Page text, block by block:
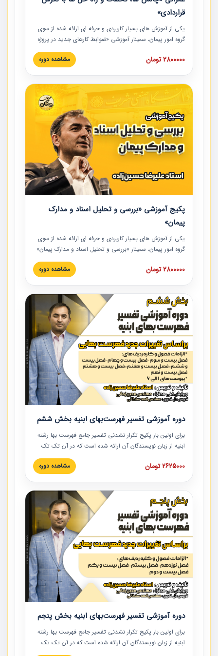
قراردادی»
یکی از آموزش‏‏‏‏‏‏ های بسیار کاربردی و حرفه‏ ای ارائه شده از سوی
گروه امور پیمان، سمینار آموزشی «ضوابط کارهای جدید در پروژه
های عمرانی» چالش ها، تخلفات و راه حل ها با نگرش قراردادی
است که در محل سندیکای شرکت های ساختمانی کشور ارائه شد.
مدارک پیمان به همراه تجربیات عملی ارائه شده است.
2800000 تومان مشاهده دوره
پکیج آموزشی «بررسی و تحلیل اسناد و مدارک
پیمان»
یکی از آموزش‏‏‏‏‏‏ های بسیار کاربردی و حرفه‏ ای ارائه شده از سوی
گروه امور پیمان، سمینار «بررسی و تحلیل اسناد و مدارک پیمان»
است که در دانشگاه صنعتی شریف ارائه شد. در این آموزش
نکات کلیدی مربوط به اسناد و مدارک پیمان، اولویت بندی اسناد
پیمان به همراه تجربیات عملی در این خصوص ارائه شده است.
2800000 تومان مشاهده دوره
دوره آموزشی تفسیر فهرست‌بهای ابنیه بخش ششم
برای اولین بار پکیج تکرار نشدنی تفسیر جامع فهرست بها رشته
ابنیه از زبان نویسندگان آن ارائه شده است که در آن تک تک
ردیف ها و مطالب فهرست بها تفسیر و ارائه شده است. این
دوره به صورت کامل تصویری بوده و به همراه تصاویر عملیات
دوره با کلام مهندس علیرضاحسین‌زاده مدیر پروژه مهندسی
مشاور در امر بازنگری فهرست بها رشته ابنیه ارائه شده و به تمام
همکارانی که در حوزه صنعت ساخت در حال فعالیت هستند حتما
توصیه می کنیم از مطالب این دوره استفاده نمایند.
2625000 تومان مشاهده دوره
دوره آموزشی تفسیر فهرست‌بهای ابنیه بخش پنجم
برای اولین بار پکیج تکرار نشدنی تفسیر جامع فهرست بها رشته
ابنیه از زبان نویسندگان آن ارائه شده است که در آن تک تک
ردیف ها و مطالب فهرست بها تفسیر و ارائه شده است. این